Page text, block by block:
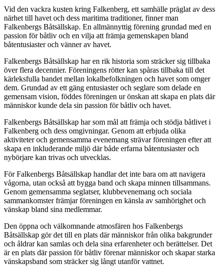
Vid den vackra kusten kring Falkenberg, ett samhälle präglat av dess
närhet till havet och dess maritima traditioner, finner man
Falkenbergs Båtsällskap. En allmännyttig förening grundad med en
passion för båtliv och en vilja att främja gemenskapen bland
båtentusiaster och vänner av havet.
Falkenbergs Båtsällskap har en rik historia som sträcker sig tillbaka
över flera decennier. Föreningens rötter kan spåras tillbaka till det
kärleksfulla bandet mellan lokalbefolkningen och havet som omger
dem. Grundad av ett gäng entusiaster och seglare som delade en
gemensam vision, föddes föreningen ur önskan att skapa en plats där
människor kunde dela sin passion för båtliv och havet.
Falkenbergs Båtsällskap har som mål att främja och stödja båtlivet i
Falkenberg och dess omgivningar. Genom att erbjuda olika
aktiviteter och gemensamma evenemang strävar föreningen efter att
skapa en inkluderande miljö där både erfarna båtentusiaster och
nybörjare kan trivas och utvecklas.
För Falkenbergs Båtsällskap handlar det inte bara om att navigera
vågorna, utan också att bygga band och skapa minnen tillsammans.
Genom gemensamma seglatser, klubbevenemang och sociala
sammankomster främjar föreningen en känsla av samhörighet och
vänskap bland sina medlemmar.
Den öppna och välkomnande atmosfären hos Falkenbergs
Båtsällskap gör det till en plats där människor från olika bakgrunder
och åldrar kan samlas och dela sina erfarenheter och berättelser. Det
är en plats där passion för båtliv förenar människor och skapar starka
vänskapsband som sträcker sig långt utanför vattnet.